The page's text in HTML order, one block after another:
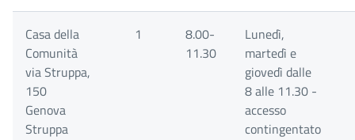
Casa della
Comunità
via Struppa,
150
Genova
Struppa
1
8.00-
11.30
Lunedì,
martedì e
giovedì dalle
8 alle 11.30 -
accesso
contingentato